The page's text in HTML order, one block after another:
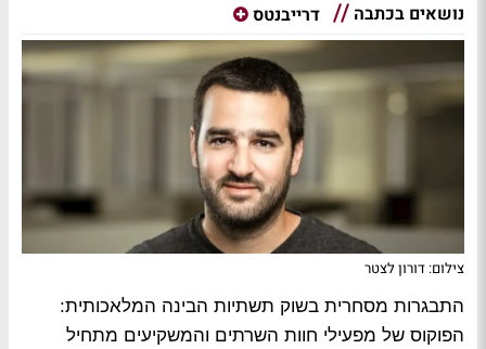
נושאים בכתבה דרייבנטס
צילום: דורון לצטר
התבגרות מסחרית בשוק תשתיות הבינה המלאכותית:
הפוקוס של מפעילי חוות השרתים והמשקיעים מתחיל